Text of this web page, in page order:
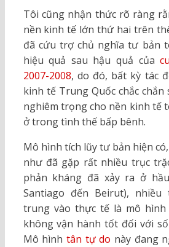
Tôi cũng nhận thức rõ ràng
nền kinh tế lớn thứ hai trên
đã cứu trợ chủ nghĩa tư bản
hiệu quả sau hậu quả của
2007-2008, do đó, bất kỳ tác
kinh tế Trung Quốc chắc chắn
nghiêm trọng cho nền kinh tế
ở trong tình thế bấp bênh.
Mô hình tích lũy tư bản hiện
như đã gặp rất nhiều trục
phản kháng đã xảy ra ở
Santiago đến Beirut),
trung vào thực tế là mô
không vận hành tốt đối với
Mô hình tân tự do này đang